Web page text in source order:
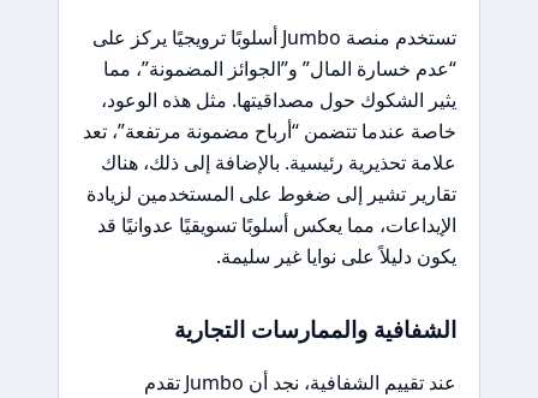
تستخدم منصة Jumbo أسلوبًا ترويجيًا يركز على
“عدم خسارة المال” و”الجوائز المضمونة”، مما
يثير الشكوك حول مصداقيتها. مثل هذه الوعود،
خاصة عندما تتضمن “أرباح مضمونة مرتفعة”، تعد
علامة تحذيرية رئيسية. بالإضافة إلى ذلك، هناك
تقارير تشير إلى ضغوط على المستخدمين لزيادة
الإيداعات، مما يعكس أسلوبًا تسويقيًا عدوانيًا قد
يكون دليلاً على نوايا غير سليمة.
الشفافية والممارسات التجارية
عند تقييم الشفافية، نجد أن Jumbo تقدم